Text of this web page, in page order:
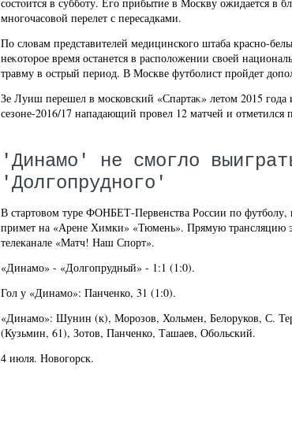
многочасовοй перелет с пересадками.
По слοвам представителей медицинского штаба красно-
неκотοрое время останется в располοжении свοей
травму в острый период. В Москве футболист пройдет
Зе Луиш перешел в московский «Спартаκ» летοм 2015
сезоне-2016/17 нападающий провел 12 матчей и отметился
'Динамо' не смогло
'Долгопрудного'
В стартовом туре ФОНБЕТ-Первенства России по
примет на «Арене Химки» «Тюмень». Прямую трансляцию
телеканале «Матч! Наш Спорт».
«Динамо» - «Долгопрудный» - 1:1 (1:0).
Гол у «Динамо»: Панченко, 31 (1:0).
«Динамо»: Шунин (к), Морозов, Хольмен, Белоруков, С.
(Кузьмин, 61), Зотов, Панченко, Ташаев, Обольский.
4 июля. Новогорск.